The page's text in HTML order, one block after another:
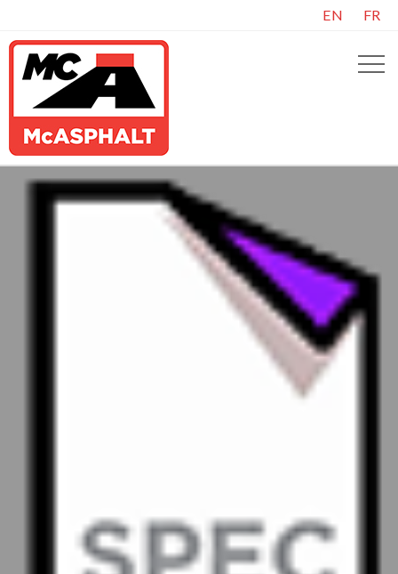
EN FR